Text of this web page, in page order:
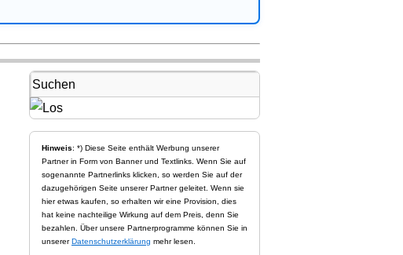
Hinweis: *) Diese Seite enthält Werbung unserer
Partner in Form von Banner und Textlinks. Wenn Sie auf
sogenannte Partnerlinks klicken, so werden Sie auf der
dazugehörigen Seite unserer Partner geleitet. Wenn sie
hier etwas kaufen, so erhalten wir eine Provision, dies
hat keine nachteilige Wirkung auf dem Preis, denn Sie
bezahlen. Über unsere Partnerprogramme können Sie in
unsererDatenschutzerklärung mehr lesen.